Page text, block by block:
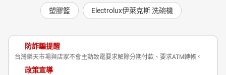
塑膠籃 Electrolux伊萊克斯 洗碗機
防詐騙提醒
台灣樂天市場與店家不會主動致電要求解除分期付款、要求ATM轉帳。
政策宣導